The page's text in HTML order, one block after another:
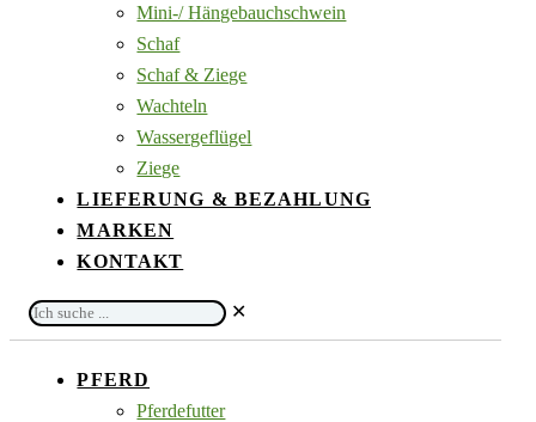
Mini-/ Hängebauchschwein
Schaf
Schaf & Ziege
Wachteln
Wassergeflügel
Ziege
LIEFERUNG & BEZAHLUNG
MARKEN
KONTAKT
Ich
suche
✕
PFERD
Pferdefutter